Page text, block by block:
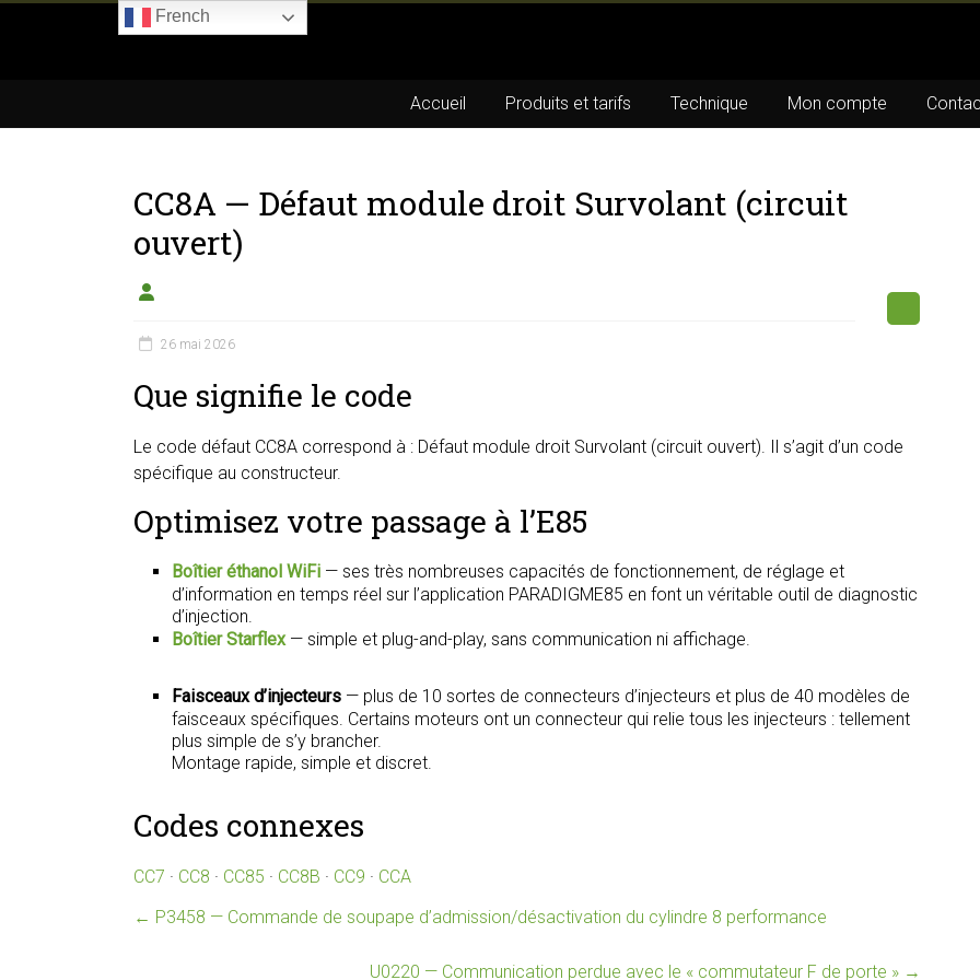
du
éthanol
Accueil Produits et tarifs Technique Mon compte
CC8A — Défaut module droit Survolant (circuit
ouvert)
26 mai 2026
Que signifie le code
Le code défaut CC8A correspond à : Défaut module droit Survolant (circuit ouvert). Il s’agit d’un code
spécifique au constructeur.
Optimisez votre passage à l’E85
Boîtier éthanol WiFi — ses très nombreuses capacités de fonctionnement, de réglage et
d’information en temps réel sur l’application PARADIGME85 en font un véritable outil de diagnostic
d’injection.
Boîtier Starflex— simple et plug-and-play, sans communication ni affichage.
Faisceaux d’injecteurs — plus de 10 sortes de connecteurs d’injecteurs et plus de 40 modèles de
faisceaux spécifiques. Certains moteurs ont un connecteur qui relie tous les injecteurs : tellement
plus simple de s’y brancher.
Montage rapide, simple et discret.
Codes connexes
CC7 · CC8 · CC85 · CC8B · CC9 · CCA
← P3458 — Commande de soupape d’admission/désactivation du cylindre 8 performance
U0220 — Communication perdue avec le « commutateur F de porte » →
French